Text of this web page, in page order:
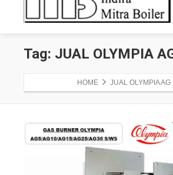
Tag: JUAL OLYMPIA
HOME JUAL OLYMPIA AG